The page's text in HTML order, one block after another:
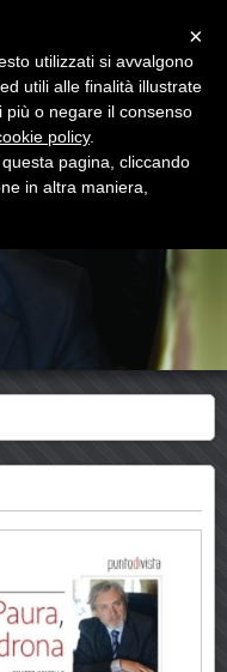
×
utilizzati si avvalgono
utili alle finalità illustrate
più o negare il consenso
policy.
pagina, cliccando
in altra maniera,